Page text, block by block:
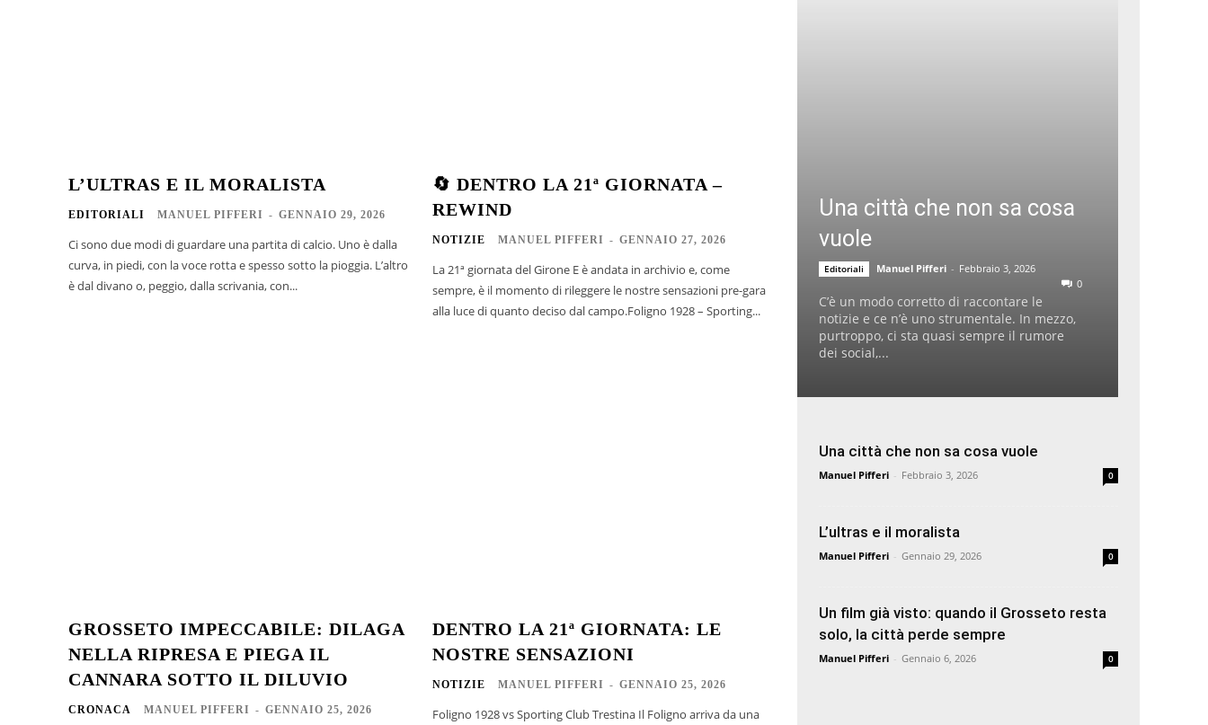
L’ULTRAS E IL MORALISTA
EDITORIALI MANUEL PIFFERI - GENNAIO 29, 2026
Ci sono due modi di guardare una partita di calcio. Uno è dalla
curva, in piedi, con la voce rotta e spesso sotto la pioggia. L’altro
è dal divano o, peggio, dalla scrivania, con...
🔄 DENTRO LA 21ª GIORNATA –
REWIND
NOTIZIE MANUEL PIFFERI - GENNAIO 27, 2026
La 21ª giornata del Girone E è andata in archivio e, come
sempre, è il momento di rileggere le nostre sensazioni pre-gara
alla luce di quanto deciso dal campo.Foligno 1928 – Sporting...
GROSSETO IMPECCABILE: DILAGA
NELLA RIPRESA E PIEGA IL
CANNARA SOTTO IL DILUVIO
CRONACA MANUEL PIFFERI - GENNAIO 25, 2026
DENTRO LA 21ª GIORNATA: LE
NOSTRE SENSAZIONI
NOTIZIE MANUEL PIFFERI - GENNAIO 25, 2026
Foligno 1928 vs Sporting Club Trestina Il Foligno arriva da una
Una città che non sa cosa
vuole
Editoriali Manuel Pifferi - Febbraio 3, 2026
0
C’è un modo corretto di raccontare le
notizie e ce n’è uno strumentale. In mezzo,
purtroppo, ci sta quasi sempre il rumore
dei social,...
Una città che non sa cosa vuole
Manuel Pifferi - Febbraio 3, 2026 0
L’ultras e il moralista
Manuel Pifferi - Gennaio 29, 2026 0
Un film già visto: quando il Grosseto resta
solo, la città perde sempre
Manuel Pifferi - Gennaio 6, 2026 0